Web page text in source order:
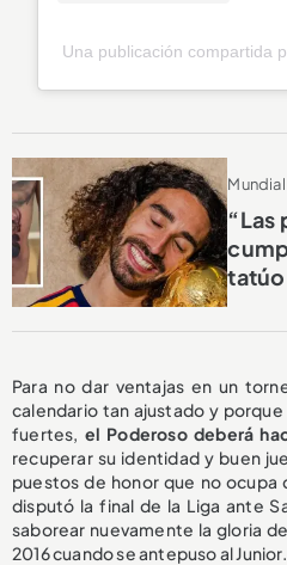
Una publicación compartida
Mundial
“Las
tatúo
Para no dar ventajas en un
calendario tan ajustado y
fuertes, el Poderoso deberá
recuperar su identidad y buen
puestos de honor que no ocupa
disputó la final de la Liga ante
saborear nuevamente la gloria
2016 cuando se antepuso al Junior.